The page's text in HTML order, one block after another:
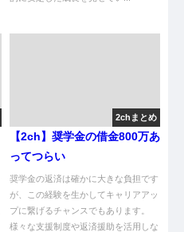
2chまとめ
【2ch】奨学金の借金800万あ
ってつらい
奨学金の返済は確かに大きな負担です
が、この経験を生かしてキャリアアッ
プに繋げるチャンスでもあります。
様々な支援制度や返済援助を活用しな